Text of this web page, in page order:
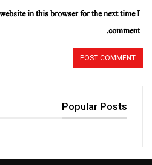
in this browser for the next time I
comment.
Popular Posts